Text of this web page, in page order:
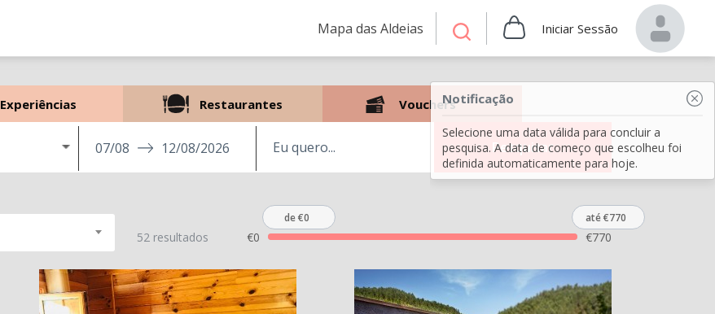
Mapa das Aldeias Iniciar Sessão
Notificação
Selecione uma data válida para concluir a
pesquisa. A data de começo que escolheu foi
definida automaticamente para hoje.
Experiências Restaurantes Vouchers
07/08 12/08/2026 Pesquisar
52 resultados €0
de €0 até €770
€770